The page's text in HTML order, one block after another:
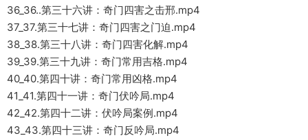
36_36..第三十六讲：奇门四害之击邢.mp4
37_37.第三十七讲：奇门四害之门迫.mp4
38_38.第三十八讲：奇门四害化解.mp4
39_39.第三十九讲：奇门常用吉格.mp4
40_40.第四十讲：奇门常用凶格.mp4
41_41.第四十一讲：奇门伏吟局.mp4
42_42.第四十二讲：伏吟局案例.mp4
43_43.第四十三讲：奇门反吟局.mp4